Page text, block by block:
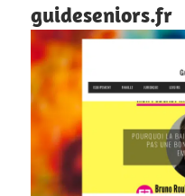
guideseniors.fr